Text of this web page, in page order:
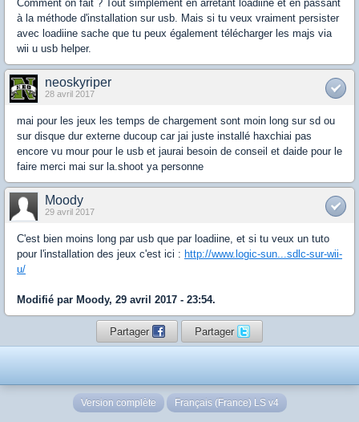
Comment on fait ? Tout simplement en arrêtant loadiine et en passant
à la méthode d'installation sur usb. Mais si tu veux vraiment persister
avec loadiine sache que tu peux également télécharger les majs via
wii u usb helper.
neoskyriper
28 avril 2017
mai pour les jeux les temps de chargement sont moin long sur sd ou
sur disque dur externe ducoup car jai juste installé haxchiai pas
encore vu mour pour le usb et jaurai besoin de conseil et daide pour le
faire merci mai sur la.shoot ya personne
Moody
29 avril 2017
C'est bien moins long par usb que par loadiine, et si tu veux un tuto
pour l'installation des jeux c'est ici : http://www.logic-sun...sdlc-sur-wii-
u/
Modifié par Moody, 29 avril 2017 - 23:54.
Partager Partager
Version complète Français (France) LS v4